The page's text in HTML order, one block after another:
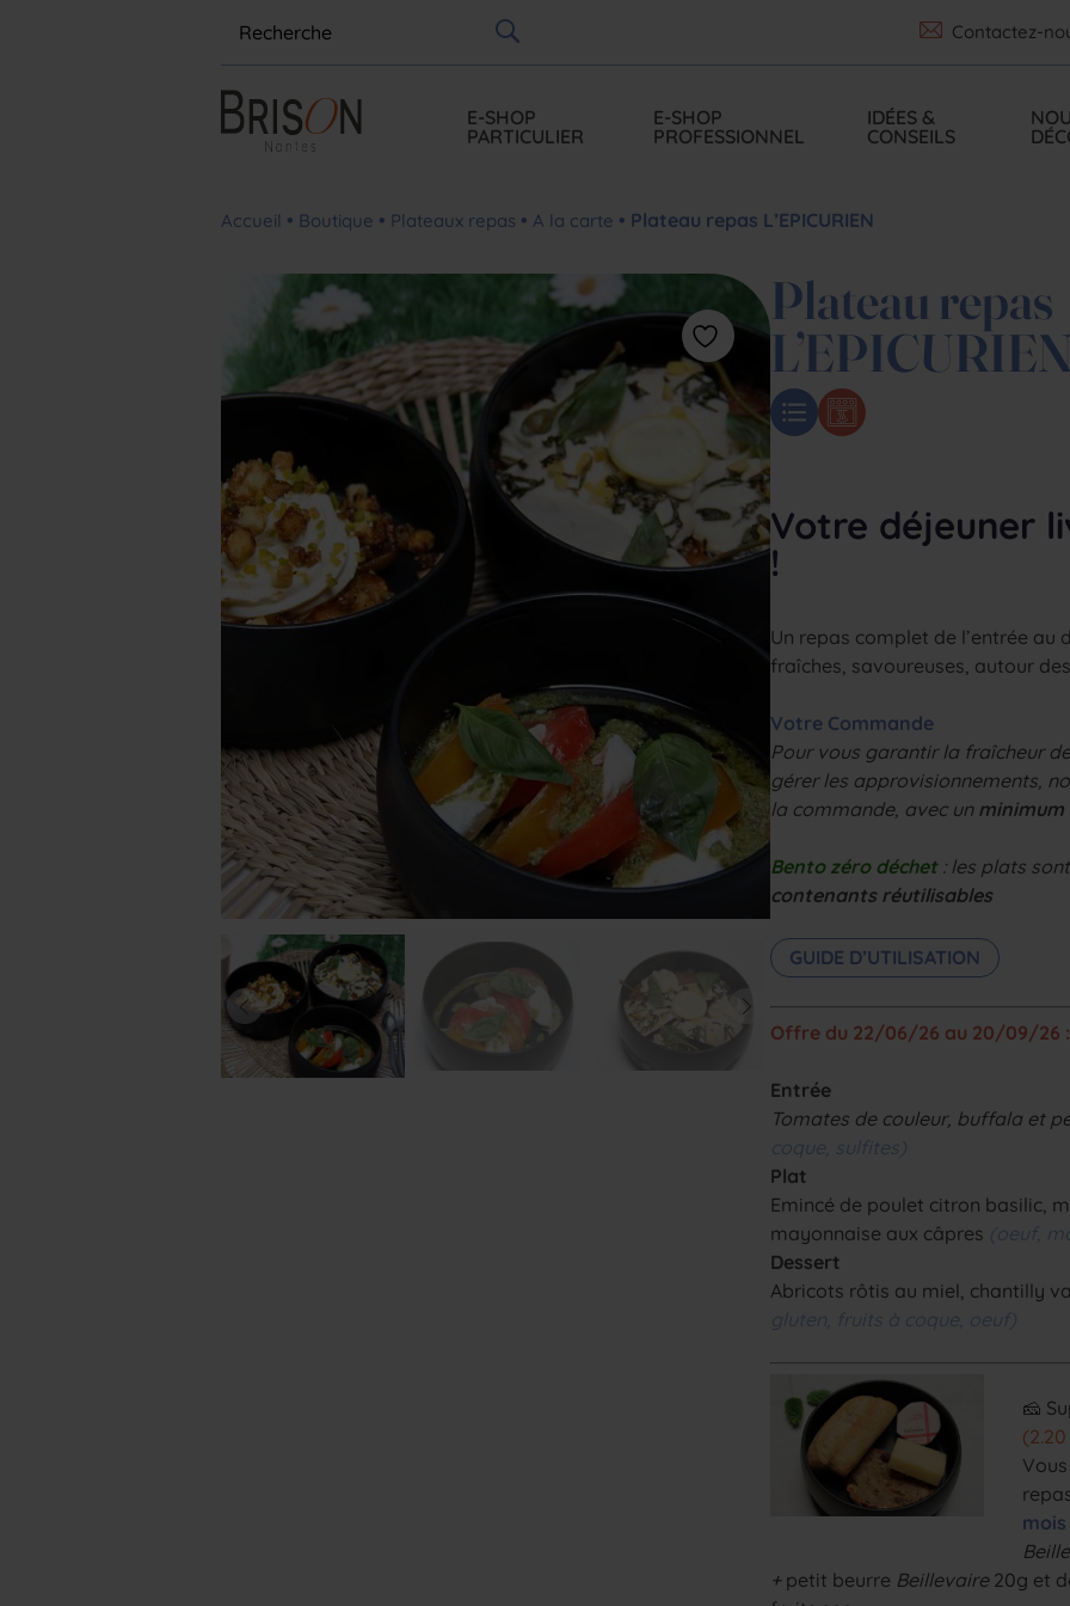
Contactez-
E-SHOP
PARTICULIER
E-SHOP
PROFESSIONNEL
IDÉES &
CONSEILS
Accueil • Boutique • Plateaux repas • A la carte • Plateau repas L’EPICURIEN
Plateau repas
Votre déjeuner
!
Un repas complet de l’entrée au
fraîches, savoureuses, autour
Votre Commande
Pour vous garantir la fraîcheur
gérer les approvisionnements,
la commande, avec un minimum
Bento zéro déchet: les plats
contenants réutilisables
GUIDE D’UTILISATION
Offre du 22/06/26 au 20/09/26 :
Entrée
Tomates de couleur, buffala et
coque, sulfites)
Plat
Emincé de poulet citron basilic,
mayonnaise aux câpres (oeuf,
Dessert
Abricots rôtis au miel, chantilly
gluten, fruits à coque, oeuf)
🧀
mois
+petit beurre Beillevaire 20g et